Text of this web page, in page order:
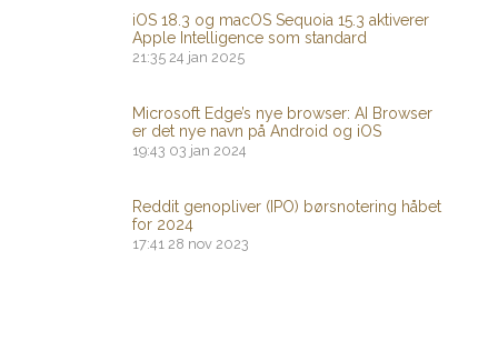
iOS 18.3 og macOS Sequoia 15.3 aktiverer
Apple Intelligence som standard
21:35 24 jan 2025
Microsoft Edge’s nye browser: AI Browser
er det nye navn på Android og iOS
19:43 03 jan 2024
Reddit genopliver (IPO) børsnotering håbet
for 2024
17:41 28 nov 2023